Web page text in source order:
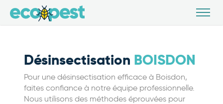
Désinsectisation BOISDON
Pour une désinsectisation efficace à Boisdon,
faites confiance à notre équipe professionnelle.
Nous utilisons des méthodes éprouvées pour